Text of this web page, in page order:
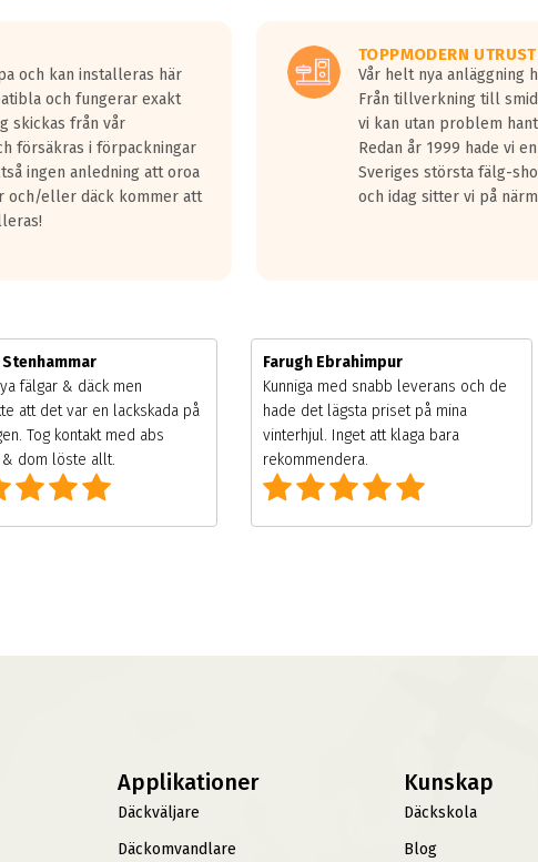
och kan installeras här
och fungerar exakt
skickas från vår
försäkras i förpackningar
ingen anledning att oroa
och/eller däck kommer att
TOPPMODERN
Vår helt nya anläggning
Från tillverkning till
vi kan utan problem
Redan år 1999 hade vi
Sveriges största fälg-
och idag sitter vi på
Stenhammar
fälgar & däck men
att det var en lackskada på
Tog kontakt med abs
dom löste allt.
Farugh Ebrahimpur
Kunniga med snabb leverans och de
hade det lägsta priset på mina
vinterhjul. Inget att klaga bara
rekommendera.
Applikationer
Däckväljare
Däckomvandlare
Kunskap
Däckskola
Blog